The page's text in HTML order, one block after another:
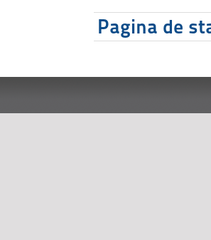
Pagina de